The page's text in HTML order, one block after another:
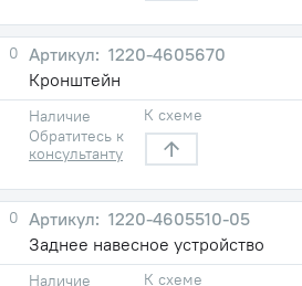
0
1220-4605670
Кронштейн
Наличие
Обратитесь к
консультанту
К схеме
0
1220-4605510-05
Заднее навесное устройство
Наличие
К схеме